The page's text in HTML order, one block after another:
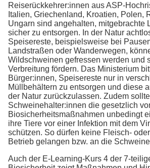
Reiserückkehrer:innen aus ASP-
Italien, Griechenland, Kroatien, Polen,
Ungarn sind angehalten, mitgebrachte
sicher zu entsorgen. In der Natur
Speisereste, beispielsweise bei
Landstraßen oder Wanderwegen,
Wildschweinen gefressen werden und
Verbreitung fördern. Das Ministerium
Bürger:innen, Speisereste nur in
Müllbehältern zu entsorgen und diese
der Natur zurückzulassen. Zudem
Schweinehalter:innen die gesetzlich
Biosicherheitsmaßnahmen unbedingt
ihre Tiere vor einer Infektion mit dem
schützen. So dürfen keine Fleisch-
Betrieb gelangen bzw. an die
Auch der E-Learning-Kurs 4 der 7-